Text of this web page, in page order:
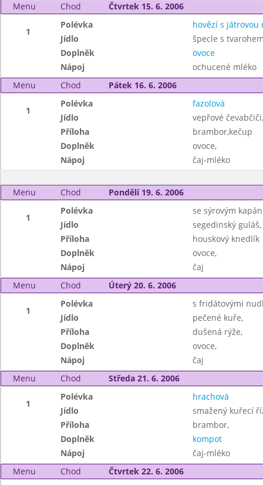
Menu
Chod Čtvrtek 15. 6. 2006
1
Polévka
hovězí s játrovou
Jídlo
špecle s
Doplněk
ovoce
Nápoj
ochucené mléko
Menu
Chod Pátek 16. 6. 2006
1
Polévka
fazolová
Jídlo
vepřové čevabčiči,
Příloha
brambor,kečup
Doplněk
ovoce,
Nápoj
čaj-mléko
Menu Chod Pondělí 19. 6. 2006
1
Polévka
se sýrovým
Jídlo
segedinský guláš,
Příloha
houskový knedlík
Doplněk
ovoce,
Nápoj
čaj
Menu
Chod Úterý 20. 6. 2006
1
Polévka
s fridátovými
Jídlo
pečené kuře,
Příloha
dušená rýže,
Doplněk
ovoce,
Nápoj
čaj
Menu
Chod Středa 21. 6. 2006
1
Polévka
hrachová
Jídlo
smažený kuřecí
Příloha
brambor,
Doplněk
kompot
Nápoj
čaj-mléko
Menu
Chod
Čtvrtek 22. 6. 2006